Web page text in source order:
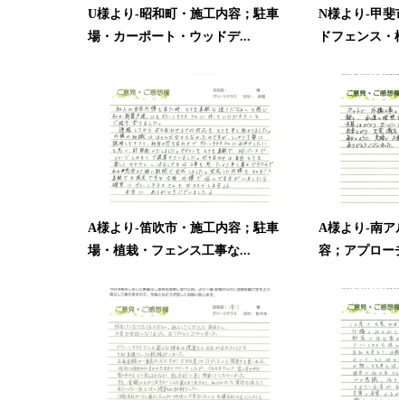
U様より-昭和町・施工内容；駐車
場・カーポート・ウッドデ...
N様より-甲斐
ドフェンス
A様より-笛吹市・施工内容；駐車
場・植栽・フェンス工事な...
A様より-南
容；アプロー